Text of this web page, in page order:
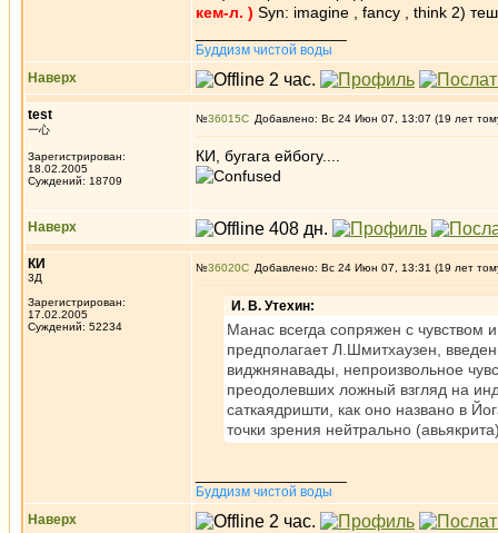
кем-л. ) Syn: imagine , fancy , think 2)
Буддизм чистой воды
Наверх
test
一心
Зарегистрирован:
18.02.2005
Суждений: 18709
№36015 Добавлено: Вс 24 Июн 07, 13:07 (19 лет
КИ, бугага ейбогу....
Наверх
КИ
3Д
Зарегистрирован:
17.02.2005
Суждений: 52234
№36020 Добавлено: Вс 24 Июн 07, 13:31 (19 лет
И. В. Утехин:
Манас всегда сопряжен с чувством
предполагает Л.Шмитхаузен,
виджнянавады, непроизвольное
преодолевших ложный взгляд на
саткаядришти, как оно названо в
точки зрения нейтрально
Буддизм чистой воды
Наверх